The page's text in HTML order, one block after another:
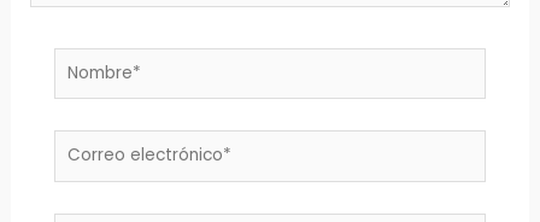
Nombre*
Correo
electrónico*